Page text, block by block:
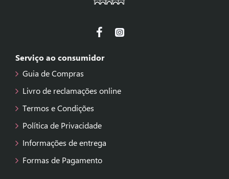
Serviço ao consumidor
Guia de Compras
Livro de reclamações online
Termos e Condições
Política de Privacidade
Informações de entrega
Formas de Pagamento